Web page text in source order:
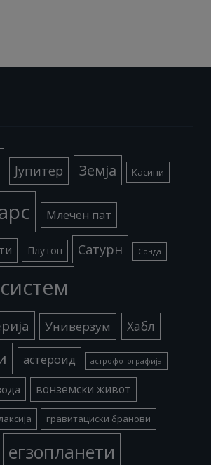
Јупитер Земја Касини
Млечен пат
Плутон Сатурн Сонда
Универзум Хабл
астероид астрофотографија
вонземски живот
гравитациски бранови
егзопланети